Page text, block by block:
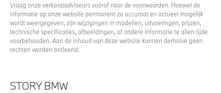
Vraag onze verkoopadviseurs vooraf naar de voorwaarden. Hoewel de
informatie op onze website permanent zo accuraat en actueel mogelijk
wordt weergegeven, zijn wijzigingen in modellen, uitvoeringen, prijzen,
technische specificaties, afbeeldingen, of andere informatie te allen tijde
voorbehouden. Aan de inhoud van deze website kunnen derhalve geen
rechten worden ontleend.
STORY BMW